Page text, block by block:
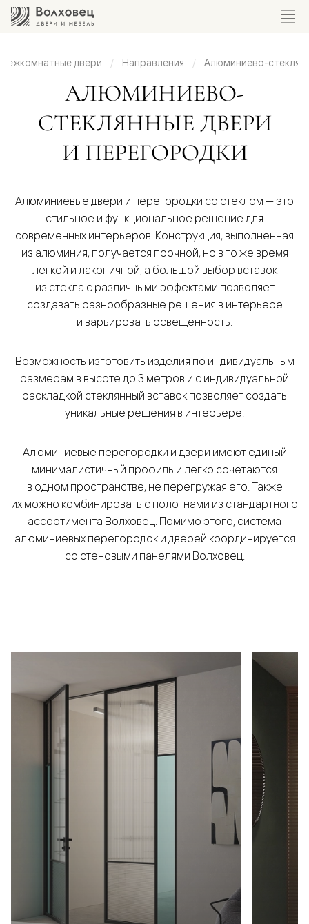
Межкомнатные двери Направления Алюминиево-
и
АЛЮМИНИЕВО-
СТЕКЛЯННЫЕ ДВЕРИ
И ПЕРЕГОРОДКИ
Алюминиевые двери и перегородки со стеклом — это
стильное и функциональное решение для
современных интерьеров. Конструкция, выполненная
из алюминия, получается прочной, но в то же время
легкой и лаконичной, а большой выбор вставок
из стекла с различными эффектами позволяет
создавать разнообразные решения в интерьере
и варьировать освещенность.
Возможность изготовить изделия по индивидуальным
размерам в высоте до 3 метров и с индивидуальной
раскладкой стеклянный вставок позволяет создать
уникальные решения в интерьере.
Алюминиевые перегородки и двери имеют единый
минималистичный профиль и легко сочетаются
в одном пространстве, не перегружая его. Также
их можно комбинировать с полотнами из стандартного
ассортимента Волховец. Помимо этого, система
алюминиевых перегородок и дверей координируется
со стеновыми панелями Волховец.